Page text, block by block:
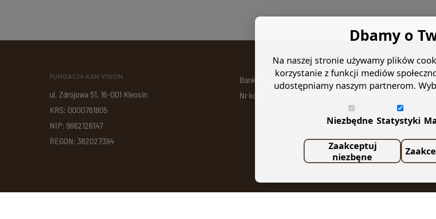
FUNDACJA KAN VISION
ul. Zdrojowa 51, 16-001 Kleosin
KRS: 0000761805
NIP: 9662126147
REGON: 382027394
Bank Pekao SA
Nr konta: 25 1240 5211 1111 0010 8719 3216
Dbamy o
Na naszej stronie używamy plików
korzystanie z funkcji mediów
udostępniamy naszym partnerom.
Niezbędne Statystyki
Zaakceptuj
niezbęne